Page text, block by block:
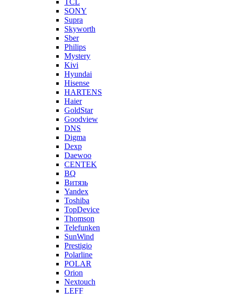
TCL
SONY
Supra
Skyworth
Sber
Philips
Mystery
Kivi
Hyundai
Hisense
HARTENS
Haier
GoldStar
Goodview
DNS
Digma
Dexp
Daewoo
CENTEK
BQ
Витязь
Yandex
Toshiba
TopDevice
Thomson
Telefunken
SunWind
Prestigio
Polarline
POLAR
Orion
Nextouch
LEFF